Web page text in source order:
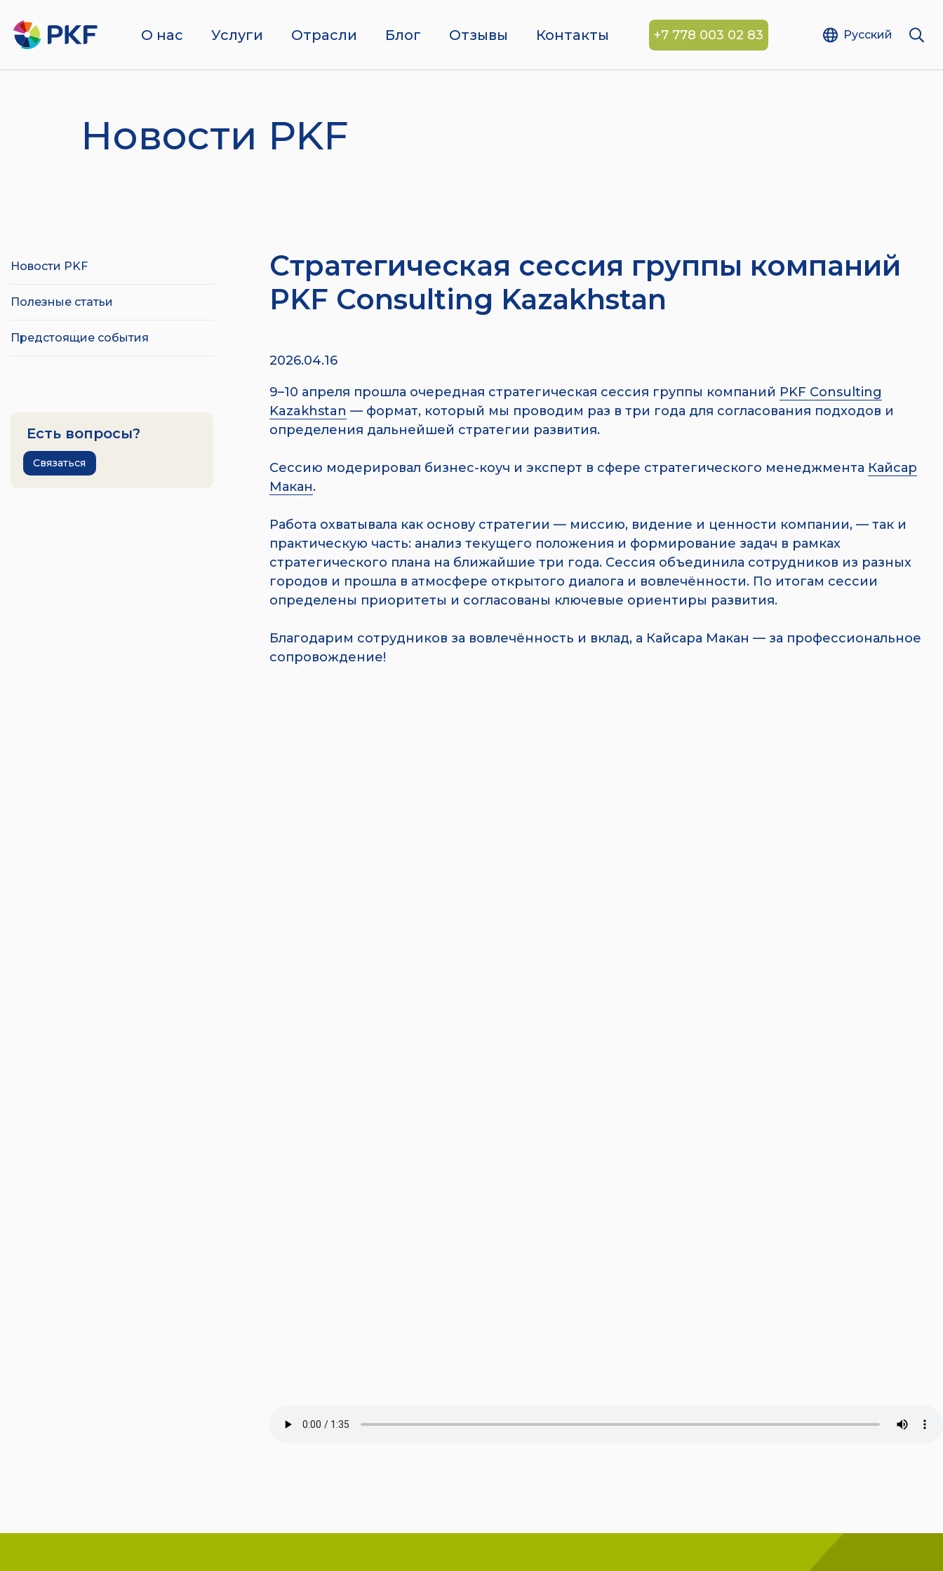
О нас Услуги Отрасли Блог Отзывы Контакты +7 778 003 02 83 Русский
Новости PKF
Новости PKF
Полезные статьи
Предстоящие события
Есть вопросы?
Связаться
Cтратегическая сессия группы компаний
PKF Consulting Kazakhstan
2026.04.16
9–10 апреля прошла очередная стратегическая сессия группы компаний PKF Consulting
Kazakhstan — формат, который мы проводим раз в три года для согласования подходов и
определения дальнейшей стратегии развития.
Сессию модерировал бизнес-коуч и эксперт в сфере стратегического менеджмента Кайсар
Макан.
Работа охватывала как основу стратегии — миссию, видение и ценности компании, — так и
практическую часть: анализ текущего положения и формирование задач в рамках
стратегического плана на ближайшие три года. Сессия объединила сотрудников из разных
городов и прошла в атмосфере открытого диалога и вовлечённости. По итогам сессии
определены приоритеты и согласованы ключевые ориентиры развития.
Благодарим сотрудников за вовлечённость и вклад, а Кайсара Макан — за профессиональное
сопровождение!